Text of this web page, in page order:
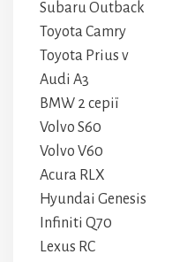
Subaru Outback
Toyota Camry
Toyota Prius v
Audi A3
BMW 2 серії
Volvo S60
Volvo V60
Acura RLX
Hyundai Genesis
Infiniti Q70
Lexus RC